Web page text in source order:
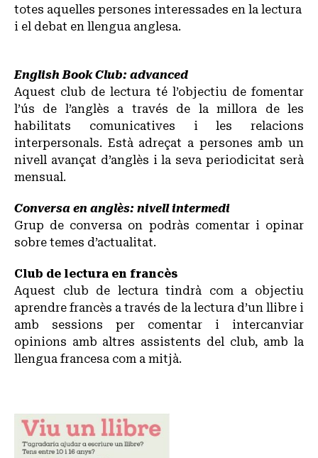
totes aquelles persones interessades en la lectura
i el debat en llengua anglesa.
English Book Club: advanced
Aquest club de lectura té l’objectiu de fomentar
l’ús de l’anglès a través de la millora de les
habilitats comunicatives i les relacions
interpersonals. Està adreçat a persones amb un
nivell avançat d’anglès i la seva periodicitat serà
mensual.
Conversa en anglès: nivell intermedi
Grup de conversa on podràs comentar i opinar
sobre temes d’actualitat.
Club de lectura en francès
Aquest club de lectura tindrà com a objectiu
aprendre francès a través de la lectura d’un llibre i
amb sessions per comentar i intercanviar
opinions amb altres assistents del club, amb la
llengua francesa com a mitjà.